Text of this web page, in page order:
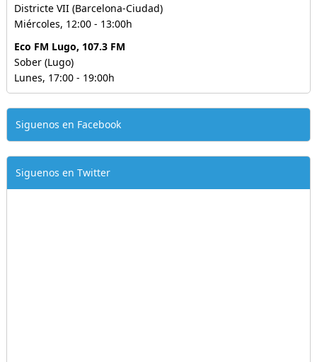
Districte VII (Barcelona-Ciudad)
Miércoles, 12:00 - 13:00h
Eco FM Lugo, 107.3 FM
Sober (Lugo)
Lunes, 17:00 - 19:00h
Siguenos en Facebook
Siguenos en Twitter